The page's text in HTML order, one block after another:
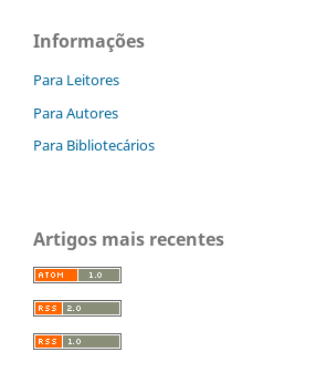
Informações
Para Leitores
Para Autores
Para Bibliotecários
Artigos mais recentes